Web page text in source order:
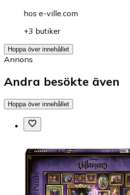
hos e-ville.com
+3 butiker
Hoppa över innehållet
Annons
Andra besökte även
Hoppa över innehållet